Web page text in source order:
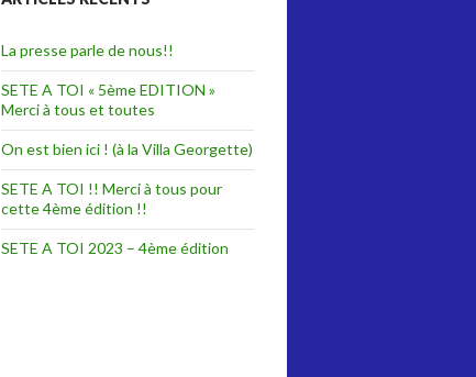
La presse parle de nous!!
SETE A TOI « 5ème EDITION »
Merci à tous et toutes
On est bien ici ! (à la Villa Georgette)
SETE A TOI !! Merci à tous pour
cette 4ème édition !!
SETE A TOI 2023 – 4ème édition